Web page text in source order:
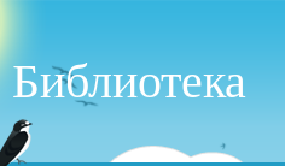
Библиотека